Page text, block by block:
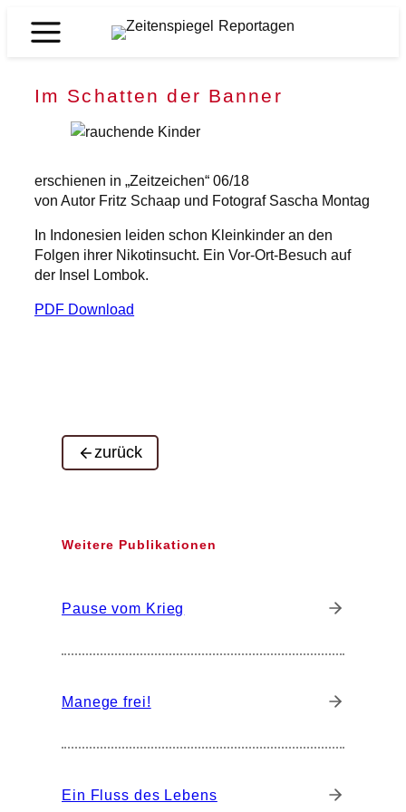
Inhalt
Zeitenspiegel
Im Schatten der Banner
erschienen in „Zeitzeichen“ 06/18
von Autor Fritz Schaap und Fotograf Sascha Montag
In Indonesien leiden schon Kleinkinder an den
Folgen ihrer Nikotinsucht. Ein Vor-Ort-Besuch auf
der Insel Lombok.
PDF Download
zurück
Weitere Publikationen
Pause vom Krieg
Manege frei!
Ein Fluss des Lebens